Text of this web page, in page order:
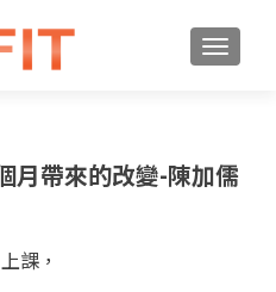
月帶來的改變-陳加儒
課，